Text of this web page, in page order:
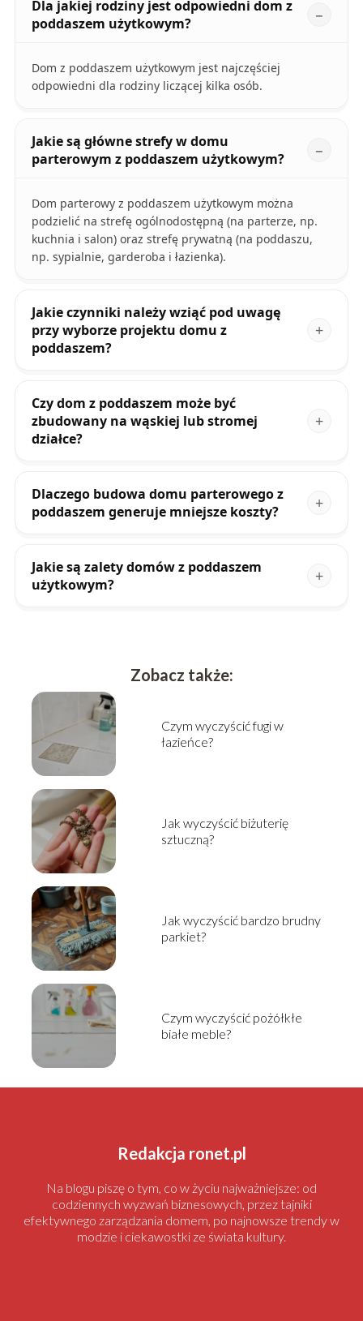
Dla jakiej rodziny jest odpowiedni dom z
poddaszem użytkowym?
Dom z poddaszem użytkowym jest najczęściej
odpowiedni dla rodziny liczącej kilka osób.
Jakie są główne strefy w domu
parterowym z poddaszem użytkowym?
Dom parterowy z poddaszem użytkowym można
podzielić na strefę ogólnodostępną (na parterze, np.
kuchnia i salon) oraz strefę prywatną (na poddaszu,
np. sypialnie, garderoba i łazienka).
Jakie czynniki należy wziąć pod uwagę
przy wyborze projektu domu z
poddaszem?
Czy dom z poddaszem może być
zbudowany na wąskiej lub stromej
działce?
Dlaczego budowa domu parterowego z
poddaszem generuje mniejsze koszty?
Jakie są zalety domów z poddaszem
użytkowym?
Zobacz także:
Czym wyczyścić fugi w
łazieńce?
Jak wyczyścić biżuterię
sztuczną?
Jak wyczyścić bardzo brudny
parkiet?
Czym wyczyścić pożółkłe
białe meble?
Redakcja ronet.pl
Na blogu piszę o tym, co w życiu najważniejsze: od
codziennych wyzwań biznesowych, przez tajniki
efektywnego zarządzania domem, po najnowsze trendy w
modzie i ciekawostki ze świata kultury.